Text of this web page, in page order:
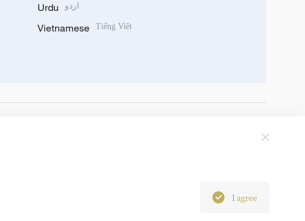
Urdu اردو
Vietnamese Tiếng Việt
I agree